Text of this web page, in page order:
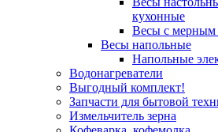
кухонные
Весы с мерным
Весы напольные
Напольные
Водонагреватели
Выгодный комплект!
Запчасти для бытовой
Измельчитель зерна